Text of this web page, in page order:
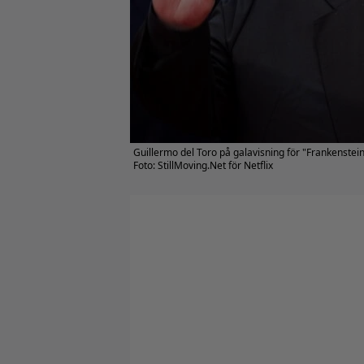
Guillermo del Toro på galavisning för
Foto: StillMoving.Net för Netflix